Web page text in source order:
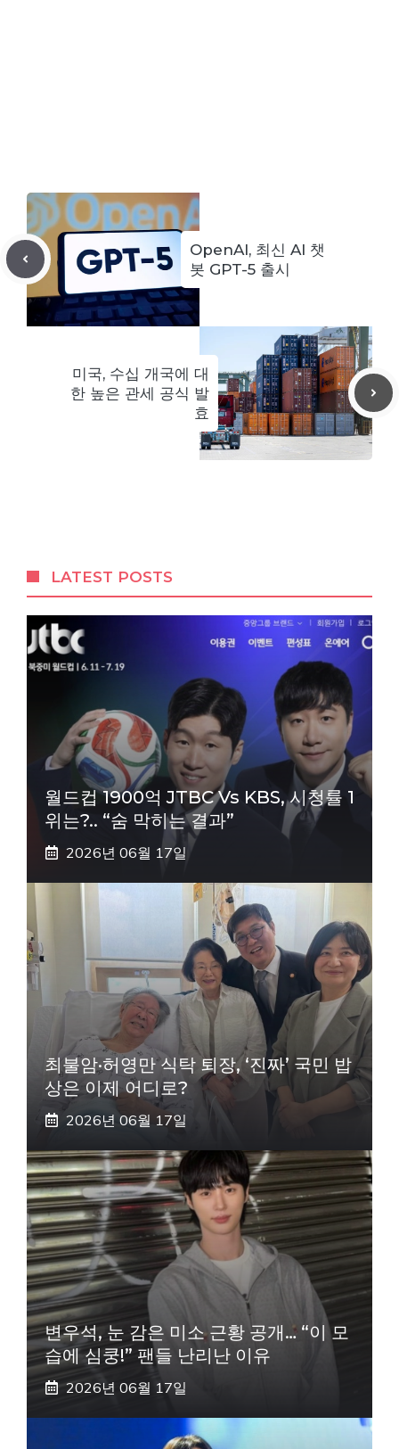
OpenAI, 최신 AI 챗
봇 GPT-5 출시
미국, 수십 개국에 대
한 높은 관세 공식 발
효
LATEST POSTS
월드컵 1900억 JTBC Vs KBS, 시청률 1
위는?.. “숨 막히는 결과”
2026년 06월 17일
최불암·허영만 식탁 퇴장, ‘진짜’ 국민 밥
상은 이제 어디로?
2026년 06월 17일
변우석, 눈 감은 미소 근황 공개… “이 모
습에 심쿵!” 팬들 난리난 이유
2026년 06월 17일